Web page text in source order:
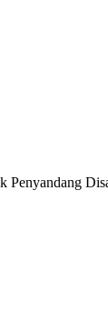
Penyandang